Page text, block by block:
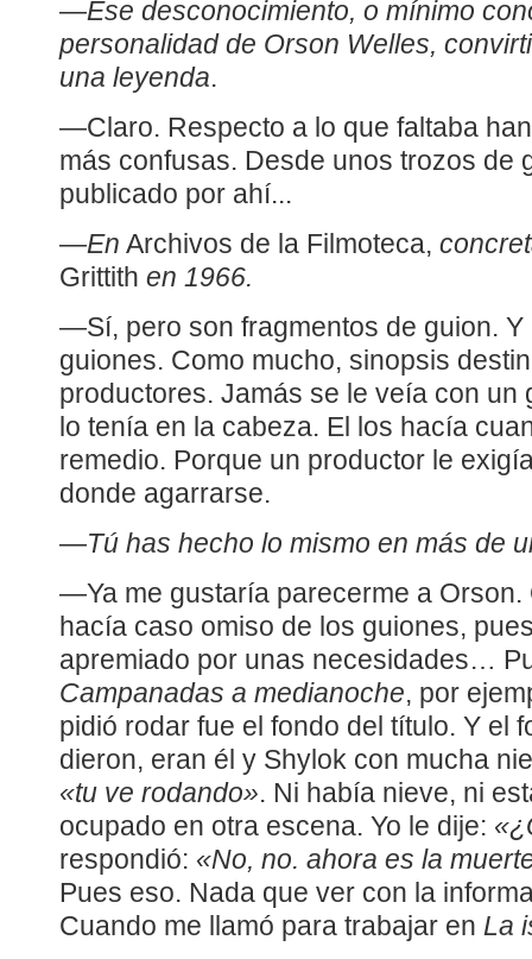
—Ese desconocimiento, o mínimo
personalidad de Orson Welles,
una leyenda.
—Claro. Respecto a lo que faltaba
más confusas. Desde unos trozos de
publicado por ahí...
—En Archivos de la Filmoteca,
Grittith en 1966.
—Sí, pero son fragmentos de guion.
guiones. Como mucho, sinopsis
productores. Jamás se le veía con un
lo tenía en la cabeza. El los hacía
remedio. Porque un productor le
donde agarrarse.
—Tú has hecho lo mismo en más de
—Ya me gustaría parecerme a Orson.
hacía caso omiso de los guiones,
apremiado por unas necesidades…
Campanadas a medianoche, por
pidió rodar fue el fondo del título. Y el
dieron, eran él y Shylok con mucha
«tu ve rodando». Ni había nieve, ni
ocupado en otra escena. Yo le dije:
respondió: «No, no. ahora es la
Pues eso. Nada que ver con la
Cuando me llamó para trabajar en La